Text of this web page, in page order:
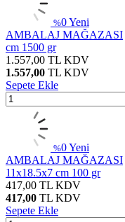
%0Yeni
AMBALAJ MAĞAZASI
cm 1500 gr
1.557,00 TL KDV
1.557,00 TL KDV
Sepete Ekle
%0Yeni
AMBALAJ MAĞAZASI
11x18.5x7 cm 100 gr
417,00 TL KDV
417,00 TL KDV
Sepete Ekle